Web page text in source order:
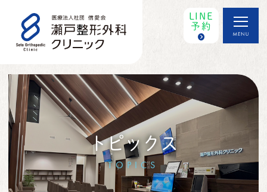
LINE
予約
トピックス
TOPICS